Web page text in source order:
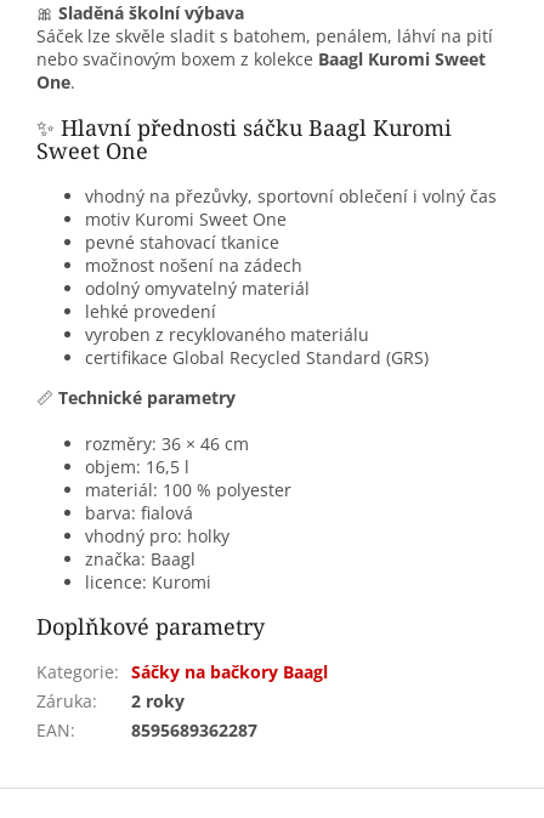
🎀 Sladěná školní výbava
Sáček lze skvěle sladit s batohem, penálem, láhví na pití
nebo svačinovým boxem z kolekce Baagl Kuromi Sweet
One.
✨ Hlavní přednosti sáčku Baagl Kuromi
Sweet One
vhodný na přezůvky, sportovní oblečení i volný čas
motiv Kuromi Sweet One
pevné stahovací tkanice
možnost nošení na zádech
odolný omyvatelný materiál
lehké provedení
vyroben z recyklovaného materiálu
certifikace Global Recycled Standard (GRS)
📏 Technické parametry
rozměry: 36 × 46 cm
objem: 16,5 l
materiál: 100 % polyester
barva: fialová
vhodný pro: holky
značka: Baagl
licence: Kuromi
Doplňkové parametry
Kategorie: Sáčky na bačkory Baagl
Záruka:
2 roky
EAN: 8595689362287
Z